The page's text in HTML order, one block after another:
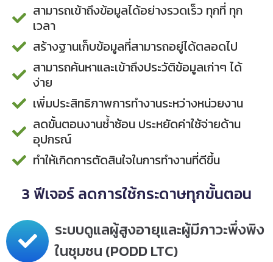
สามารถเข้าถึงข้อมูลได้อย่างรวดเร็ว ทุกที่ ทุก
เวลา
สร้างฐานเก็บข้อมูลที่สามารถอยู่ได้ตลอดไป
สามารถค้นหาและเข้าถึงประวัติข้อมูลเก่าๆ ได้
ง่าย
เพิ่มประสิทธิภาพการทำงานระหว่างหน่วยงาน
ลดขั้นตอนงานซ้ำซ้อน ประหยัดค่าใช้จ่ายด้าน
อุปกรณ์
ทำให้เกิดการตัดสินใจในการทำงานที่ดีขึ้น
3 ฟีเจอร์ ลดการใช้กระดาษทุกขั้นตอน
ระบบดูแลผู้สูงอายุและผู้มีภาวะพึ่งพิง
ในชุมชน (PODD LTC)